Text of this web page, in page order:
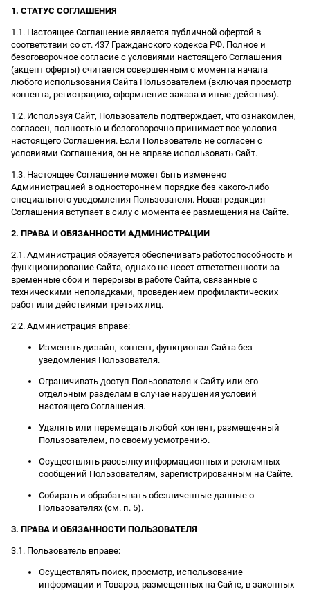
1. СТАТУС СОГЛАШЕНИЯ
1.1. Настоящее Соглашение является публичной офертой в
соответствии со ст. 437 Гражданского кодекса РФ. Полное и
безоговорочное согласие с условиями настоящего Соглашения
(акцепт оферты) считается совершенным с момента начала
любого использования Сайта Пользователем (включая просмотр
контента, регистрацию, оформление заказа и иные действия).
1.2. Используя Сайт, Пользователь подтверждает, что ознакомлен,
согласен, полностью и безоговорочно принимает все условия
настоящего Соглашения. Если Пользователь не согласен с
условиями Соглашения, он не вправе использовать Сайт.
1.3. Настоящее Соглашение может быть изменено
Администрацией в одностороннем порядке без какого-либо
специального уведомления Пользователя. Новая редакция
Соглашения вступает в силу с момента ее размещения на Сайте.
2. ПРАВА И ОБЯЗАННОСТИ АДМИНИСТРАЦИИ
2.1. Администрация обязуется обеспечивать работоспособность и
функционирование Сайта, однако не несет ответственности за
временные сбои и перерывы в работе Сайта, связанные с
техническими неполадками, проведением профилактических
работ или действиями третьих лиц.
2.2. Администрация вправе:
Изменять дизайн, контент, функционал Сайта без
уведомления Пользователя.
Ограничивать доступ Пользователя к Сайту или его
отдельным разделам в случае нарушения условий
настоящего Соглашения.
Удалять или перемещать любой контент, размещенный
Пользователем, по своему усмотрению.
Осуществлять рассылку информационных и рекламных
сообщений Пользователям, зарегистрированным на Сайте.
Собирать и обрабатывать обезличенные данные о
Пользователях (см. п. 5).
3. ПРАВА И ОБЯЗАННОСТИ ПОЛЬЗОВАТЕЛЯ
3.1. Пользователь вправе:
Осуществлять поиск, просмотр, использование
информации и Товаров, размещенных на Сайте, в законных